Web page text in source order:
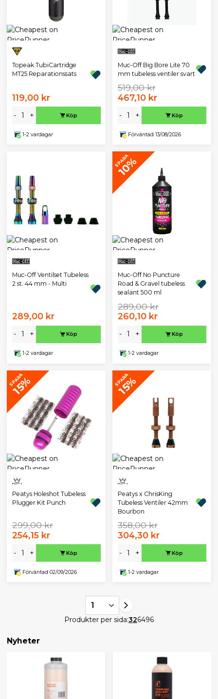
Topeak TubiCartridge
MT25 Reparationssats
119,00 kr
- + Köp
1-2 vardagar
Muc-Off Big Bore Lite 70
mm tubeless ventiler svart
519,00 kr
467,10 kr
- + Köp
Förväntad 13/08/2026
Muc-Off Ventilset Tubeless
2 st. 44 mm - Multi
289,00 kr
- + Köp
1-2 vardagar
SPARA
10%
Muc-Off No Puncture
Road & Gravel tubeless
sealant 500 ml
289,00 kr
260,10 kr
- + Köp
1-2 vardagar
SPARA
15%
Peatys Holeshot Tubeless
Plugger Kit Punch
299,00 kr
254,15 kr
- + Köp
Förväntad 02/09/2026
SPARA
15%
Peatys x ChrisKing
Tubeless Ventiler 42mm
Bourbon
358,00 kr
304,30 kr
- + Köp
1-2 vardagar
1
Produkter per sida:326496
Nyheter